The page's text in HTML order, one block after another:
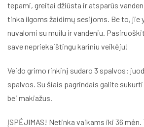
tepami, greitai džiūsta ir atsparūs
tinka ilgoms žaidimų sesijoms. Be to, jie
nuvalomi su muilu ir vandeniu.
save nepriekaištingu kariniu veikėju!
Veido grimo rinkinį sudaro 3 spalvos:
spalvos. Su šiais pagrindais galite
bei makiažus.
ĮSPĖJIMAS! Netinka vaikams iki 36 mėn.